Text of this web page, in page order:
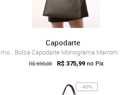
Bolsa p Lona Fran - Mostarda u - mostarda
Capodarte
Bolsa Capodarte Monograma Marrom
R$ 690,00 R$ 375,99 no Pix
-49%